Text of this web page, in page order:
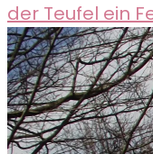
der Teufel ein